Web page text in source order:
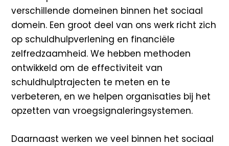
verschillende domeinen binnen het sociaal
domein. Een groot deel van ons werk richt zich
op schuldhulpverlening en financiële
zelfredzaamheid. We hebben methoden
ontwikkeld om de effectiviteit van
schuldhulptrajecten te meten en te
verbeteren, en we helpen organisaties bij het
opzetten van vroegsignaleringsystemen.
Daarnaast werken we veel binnen het sociaal